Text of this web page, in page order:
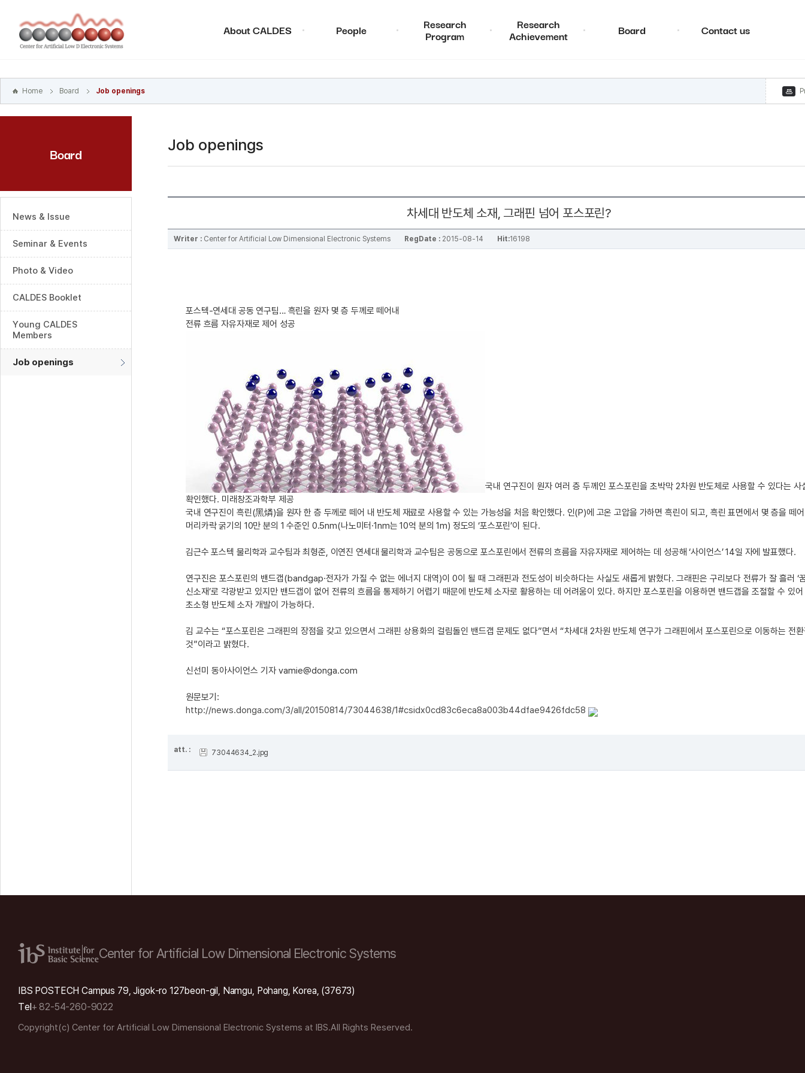
바로가기
주메뉴
바로가기
About CALDES People Research
Program
Research
Achievement Board Contact us
Home Board Job openings
Board
News & Issue
Seminar & Events
Photo & Video
CALDES Booklet
Young CALDES
Members
Job openings
Job openings
차세대 반도체 소재, 그래핀 넘어 포스포린?
Writer : Center for Artificial Low Dimensional Electronic Systems RegDate : 2015-08-14 Hit:16198
포스텍-연세대 공동 연구팀… 흑린을 원자 몇 층 두께로 떼어내
전류 흐름 자유자재로 제어 성공
국내 연구진이 원자 여러 층 두께인 포스포린을 초박막 2차원 반도체로 사용할 수 있다는 사
확인했다. 미래창조과학부 제공
국내 연구진이 흑린(黑燐)을 원자 한 층 두께로 떼어 내 반도체 재료로 사용할 수 있는 가능성을 처음 확인했다. 인(P)에 고온 고압을 가하면 흑린이 되고, 흑린 표면에서 몇 층을 떼
머리카락 굵기의 10만 분의 1 수준인 0.5nm(나노미터·1nm는 10억 분의 1m) 정도의 ‘포스포린’이 된다.
김근수 포스텍 물리학과 교수팀과 최형준, 이연진 연세대 물리학과 교수팀은 공동으로 포스포린에서 전류의 흐름을 자유자재로 제어하는 데 성공해 ‘사이언스’ 14일 자에 발표했다.
연구진은 포스포린의 밴드갭(bandgap·전자가 가질 수 없는 에너지 대역)이 0이 될 때 그래핀과 전도성이 비슷하다는 사실도 새롭게 밝혔다. 그래핀은 구리보다 전류가 잘 흘러 ‘
신소재’로 각광받고 있지만 밴드갭이 없어 전류의 흐름을 통제하기 어렵기 때문에 반도체 소자로 활용하는 데 어려움이 있다. 하지만 포스포린을 이용하면 밴드갭을 조절할 수 있
초소형 반도체 소자 개발이 가능하다.
김 교수는 “포스포린은 그래핀의 장점을 갖고 있으면서 그래핀 상용화의 걸림돌인 밴드갭 문제도 없다”면서 “차세대 2차원 반도체 연구가 그래핀에서 포스포린으로 이동하는 전
것”이라고 밝혔다.
신선미 동아사이언스 기자 vamie@donga.com
원문보기:
http://news.donga.com/3/all/20150814/73044638/1#csidx0cd83c6eca8a003b44dfae9426fdc58
att. : 73044634_2.jpg
Center for Artificial LowDimensional Electronic Systems
IBS POSTECH Campus 79, Jigok-ro 127beon-gil, Namgu, Pohang, Korea, (37673)
Tel+ 82-54-260-9022
Copyright(c) Center for Artificial Low Dimensional Electronic Systems at IBS.All Rights Reserved.